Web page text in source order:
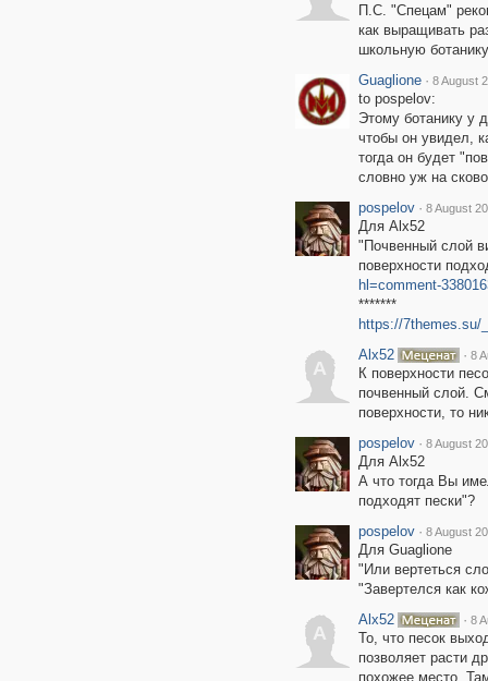
П.С. "Спецам"
как выращивать
школьную
Guaglione · 8 August
to pospelov:
Этому ботанику у
чтобы он увидел,
тогда он будет
словно уж на
pospelov · 8 August
Для Alx52
"Почвенный слой
поверхности
hl=comment-
*******
https://7themes.su/
A
Alx52 · 8
К поверхности
почвенный слой.
поверхности, то
pospelov · 8 August
Для Alx52
А что тогда Вы
подходят пески"?
pospelov · 8 August
Для Guaglione
"Или вертеться
"Завертелся как
A
Alx52 · 8
То, что песок
позволяет расти
похожее место.